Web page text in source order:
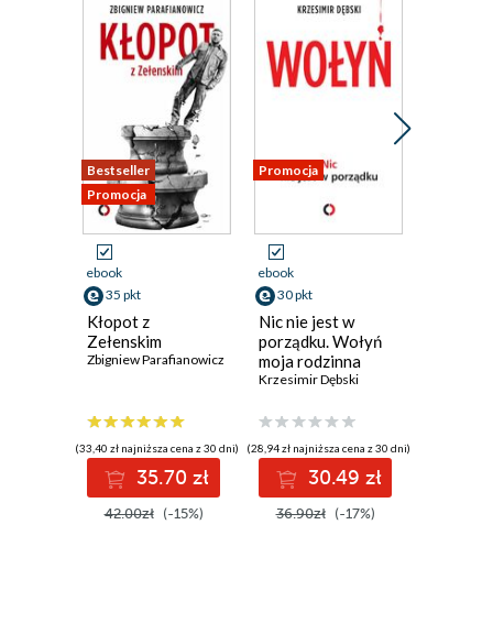
Bestseller
Promocja
ebook
35 pkt
Kłopot z
Zełenskim
Zbigniew Parafianowicz
(33,40 zł najniższa cena z 30 dni)
35.70 zł
42.00zł (-15%)
Promocja
ebook
30 pkt
Nic nie jest w
porządku. Wołyń
moja rodzinna
historia
Krzesimir Dębski
(28,94 zł najniższa cena z 30 dni)
30.49 zł
36.90zł (-17%)